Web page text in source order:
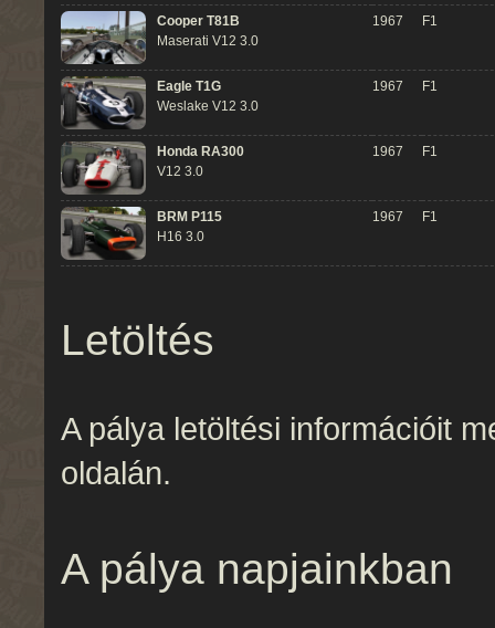
Cooper T81B
Maserati V12 3.0
1967 F1
Eagle T1G
Weslake V12 3.0
1967 F1
Honda RA300
V12 3.0
1967 F1
BRM P115
H16 3.0
1967 F1
Letöltés
A pálya letöltési információit
oldalán.
A pálya napjainkban